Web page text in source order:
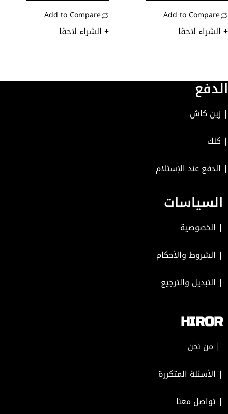
Add to Compare
الشراء لاحقا
Add to Compare
+ الشراء لاحقا
كاش
عند الإستلام
السياسات
| الخصوصية
| الشروط والأحكام
| التبديل والترجيع
HIROR
| من نحن
| الأسئلة المتكررة
| تواصل معنا